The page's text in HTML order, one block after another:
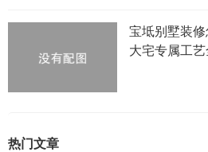
宝坻别墅装修
大宅专属工
热门文章